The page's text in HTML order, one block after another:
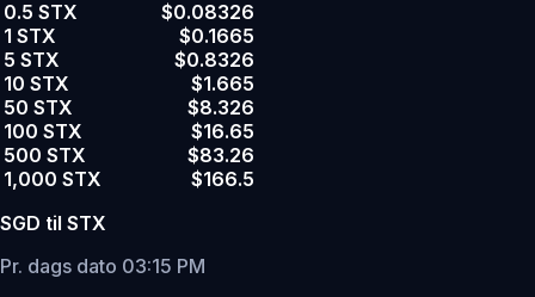
0.5 STX
$0.08326
1 STX
$0.1665
5 STX
$0.8326
10 STX
$1.665
50 STX
$8.326
100 STX
$16.65
500 STX
$83.26
1,000 STX
$166.5
SGD til STX
Pr. dags dato 03:15 PM